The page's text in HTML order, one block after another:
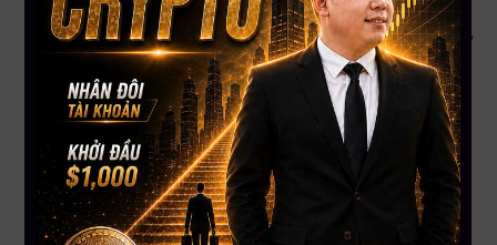
diễn ra trong bối cảnh hàng loạt yếu tố tiêu cực xuất hiện, bao
gồm tin tức Tổng thống Trump giữ nguyên quyết định áp thuế,
sự sụp đổ của cơn sốt memecoin, và làn sóng rút vốn khỏi các
quỹ ETF Bitcoin.
———————
MAU BUI FINANCE – Với sứ mệnh giúp hàng triệu người Việt
toàn cầu hiểu biết hơn về đầu tư tài chánh
Hotline: 866.212.3389
MauBuiFinance.com